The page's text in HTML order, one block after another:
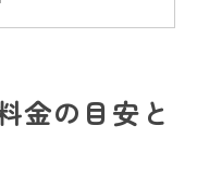
正な価格判断法
金の目安と